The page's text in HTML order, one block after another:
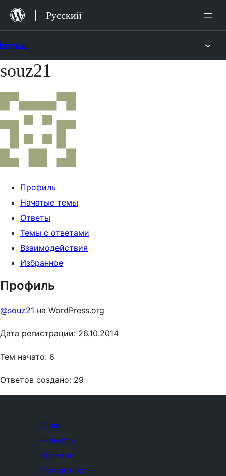
Перейти
Русский
Перейти
souz21
Профиль
Начатые темы
Ответы
Темы с ответами
Взаимодействия
Избранное
Профиль
@souz21 на WordPress.org
Дата регистрации: 26.10.2014
Тем начато: 6
Ответов создано: 29
О нас
Новости
Хостинг
Приватность